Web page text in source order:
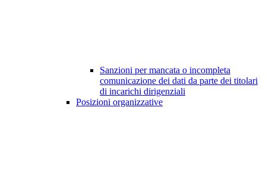
Sanzioni per mancata o incompleta
comunicazione dei dati da parte dei titolari
di incarichi dirigenziali
Posizioni organizzative